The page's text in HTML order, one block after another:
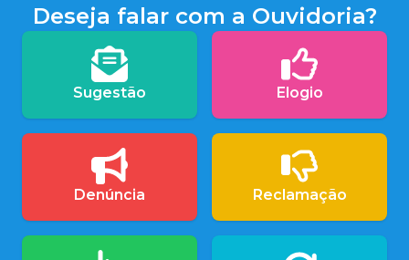
Deseja falar com a Ouvidoria?
Sugestão Elogio
Denúncia Reclamação